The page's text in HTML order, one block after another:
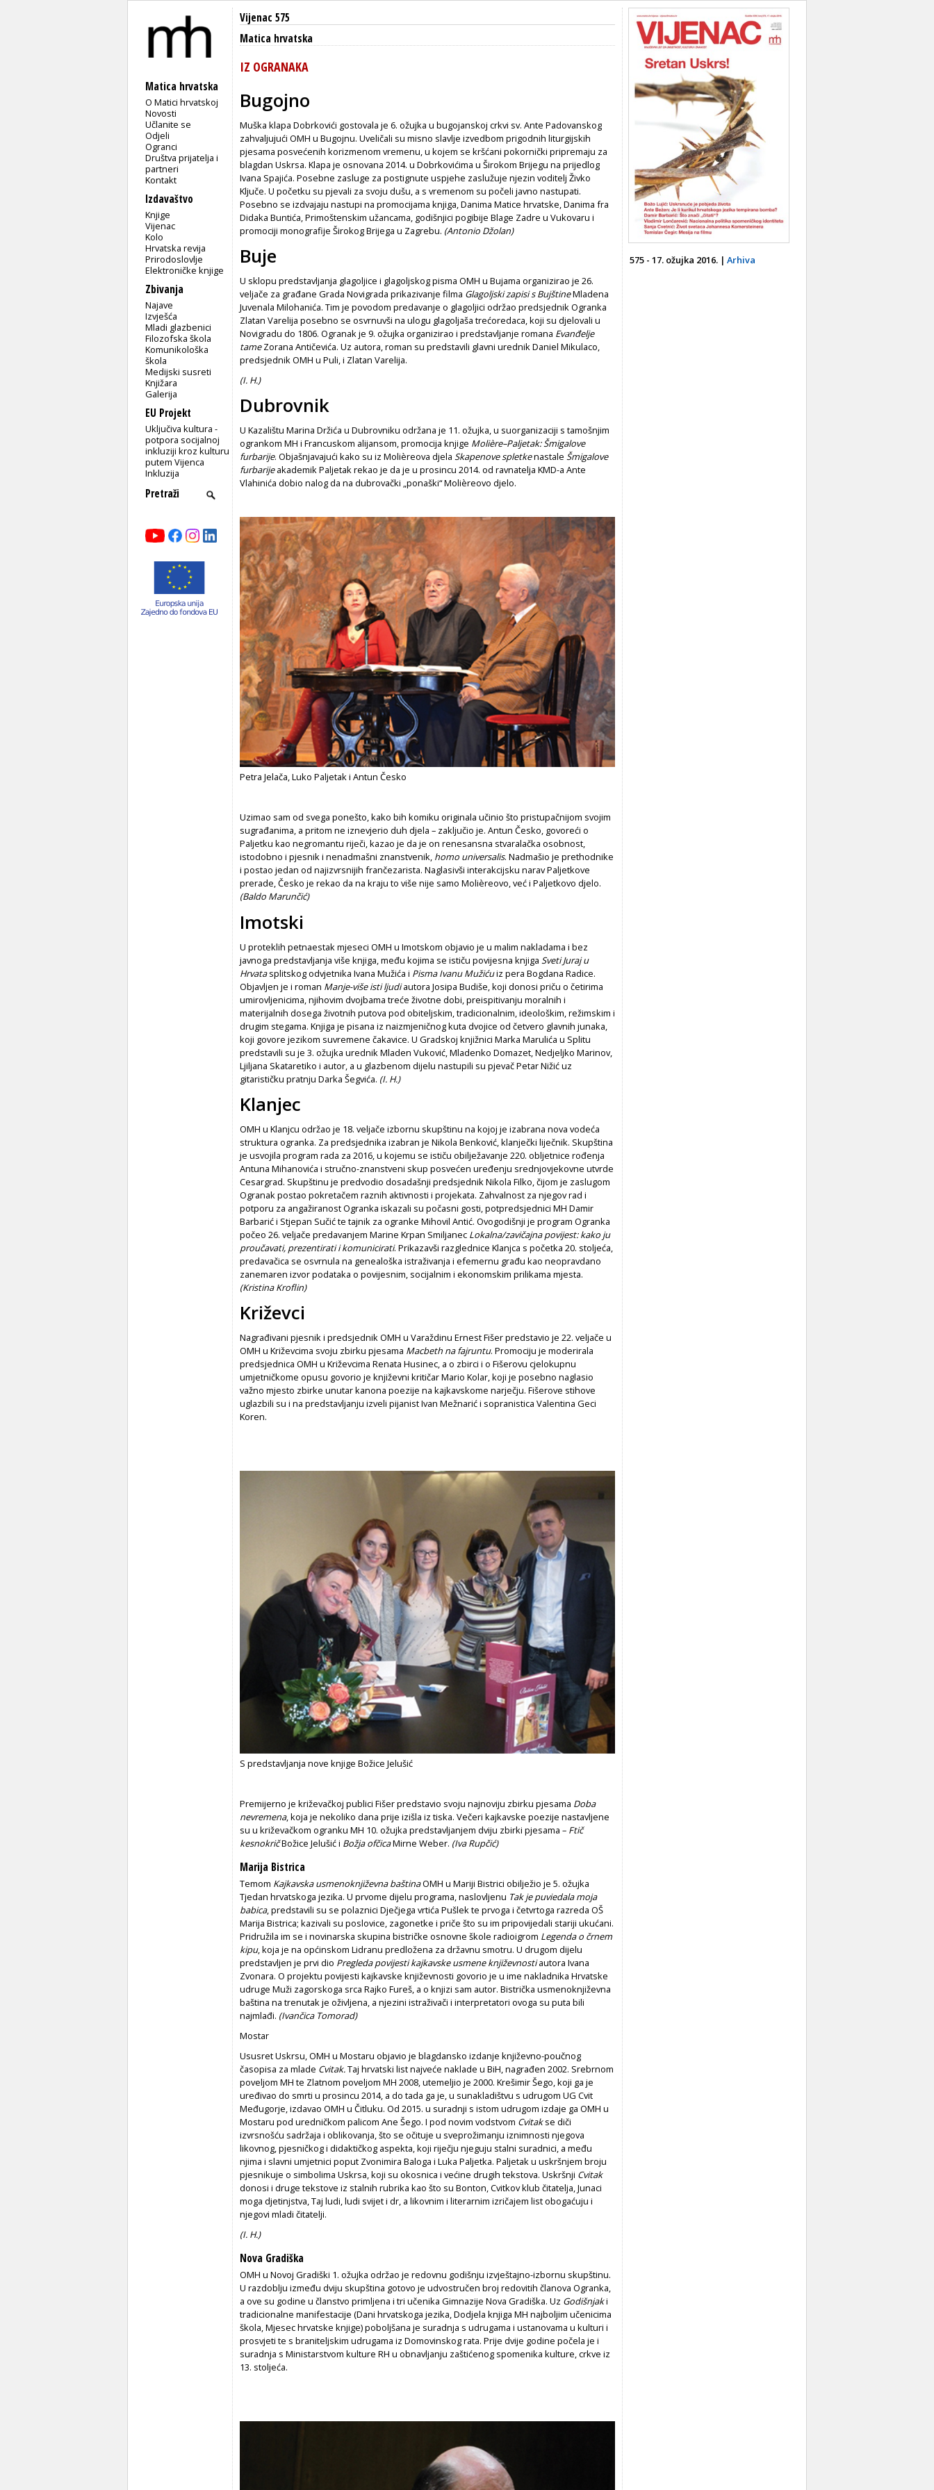
Matica hrvatska
O Matici hrvatskoj
Novosti
Učlanite se
Odjeli
Ogranci
Društva prijatelja i
partneri
Kontakt
Izdavaštvo
Knjige
Vijenac
Kolo
Hrvatska revija
Prirodoslovlje
Elektroničke knjige
Zbivanja
Najave
Izvješća
Mladi glazbenici
Filozofska škola
Komunikološka
škola
Medijski susreti
Knjižara
Galerija
EU Projekt
Uključiva kultura -
potpora socijalnoj
inkluziji kroz kulturu
putem Vijenca
Inkluzija
Vijenac 575
Matica hrvatska
IZ OGRANAKA
Bugojno
Muška klapa Dobrkovići gostovala je 6. ožujka u bugojanskoj crkvi sv. Ante Padovanskog
zahvaljujući OMH u Bugojnu. Uveličali su misno slavlje izvedbom prigodnih liturgijskih
pjesama posvećenih korizmenom vremenu, u kojem se kršćani pokornički pripremaju za
blagdan Uskrsa. Klapa je osnovana 2014. u Dobrkovićima u Širokom Brijegu na prijedlog
Ivana Spajića. Posebne zasluge za postignute uspjehe zaslužuje njezin voditelj Živko
Ključe. U početku su pjevali za svoju dušu, a s vremenom su počeli javno nastupati.
Posebno se izdvajaju nastupi na promocijama knjiga, Danima Matice hrvatske, Danima fra
Didaka Buntića, Primoštenskim užancama, godišnjici pogibije Blage Zadre u Vukovaru i
promociji monografije Širokog Brijega u Zagrebu. (Antonio Džolan)
Buje
U sklopu predstavljanja glagoljice i glagoljskog pisma OMH u Bujama organizirao je 26.
veljače za građane Grada Novigrada prikazivanje filma Glagoljski zapisi s BujštineMladena
Juvenala Milohanića. Tim je povodom predavanje o glagoljici održao predsjednik Ogranka
Zlatan Varelija posebno se osvrnuvši na ulogu glagoljaša trećoredaca, koji su djelovali u
Novigradu do 1806. Ogranak je 9. ožujka organizirao i predstavljanje romana Evanđelje
tameZorana Antičevića. Uz autora, roman su predstavili glavni urednik Daniel Mikulaco,
predsjednik OMH u Puli, i Zlatan Varelija.
(I. H.)
Dubrovnik
U Kazalištu Marina Držića u Dubrovniku održana je 11. ožujka, u suorganizaciji s tamošnjim
ogrankom MH i Francuskom alijansom, promocija knjige Molière–Paljetak: Šmigalove
furbarije. Objašnjavajući kako su iz Molièreova djela Skapenove spletkenastale Šmigalove
furbarijeakademik Paljetak rekao je da je u prosincu 2014. od ravnatelja KMD-a Ante
Vlahinića dobio nalog da na dubrovački „ponaški“ Molièreovo djelo.
Petra Jelača, Luko Paljetak i Antun Česko
Uzimao sam od svega ponešto, kako bih komiku originala učinio što pristupačnijom svojim
sugrađanima, a pritom ne iznevjerio duh djela – zaključio je. Antun Česko, govoreći o
Paljetku kao negromantu riječi, kazao je da je on renesansna stvaralačka osobnost,
istodobno i pjesnik i nenadmašni znanstvenik, homo universalis. Nadmašio je prethodnike
i postao jedan od najizvrsnijih frančezarista. Naglasivši interakcijsku narav Paljetkove
prerade, Česko je rekao da na kraju to više nije samo Molièreovo, već i Paljetkovo djelo.
(Baldo Marunčić)
Imotski
U proteklih petnaestak mjeseci OMH u Imotskom objavio je u malim nakladama i bez
javnoga predstavljanja više knjiga, među kojima se ističu povijesna knjiga Sveti Juraj u
Hrvatasplitskog odvjetnika Ivana Mužića i Pisma Ivanu Mužićuiz pera Bogdana Radice.
Objavljen je i roman Manje-više isti ljudiautora Josipa Budiše, koji donosi priču o četirima
umirovljenicima, njihovim dvojbama treće životne dobi, preispitivanju moralnih i
materijalnih dosega životnih putova pod obiteljskim, tradicionalnim, ideološkim, režimskim i
drugim stegama. Knjiga je pisana iz naizmjeničnog kuta dvojice od četvero glavnih junaka,
koji govore jezikom suvremene čakavice. U Gradskoj knjižnici Marka Marulića u Splitu
predstavili su je 3. ožujka urednik Mladen Vuković, Mladenko Domazet, Nedjeljko Marinov,
Ljiljana Skataretiko i autor, a u glazbenom dijelu nastupili su pjevač Petar Nižić uz
gitarističku pratnju Darka Šegvića. (I. H.)
Klanjec
OMH u Klanjcu održao je 18. veljače izbornu skupštinu na kojoj je izabrana nova vodeća
struktura ogranka. Za predsjednika izabran je Nikola Benković, klanječki liječnik. Skupština
je usvojila program rada za 2016, u kojemu se ističu obilježavanje 220. obljetnice rođenja
Antuna Mihanovića i stručno-znanstveni skup posvećen uređenju srednjovjekovne utvrde
Cesargrad. Skupštinu je predvodio dosadašnji predsjednik Nikola Filko, čijom je zaslugom
Ogranak postao pokretačem raznih aktivnosti i projekata. Zahvalnost za njegov rad i
potporu za angažiranost Ogranka iskazali su počasni gosti, potpredsjednici MH Damir
Barbarić i Stjepan Sučić te tajnik za ogranke Mihovil Antić. Ovogodišnji je program Ogranka
počeo 26. veljače predavanjem Marine Krpan Smiljanec Lokalna/zavičajna povijest: kako ju
proučavati, prezentirati i komunicirati. Prikazavši razglednice Klanjca s početka 20. stoljeća,
predavačica se osvrnula na genealoška istraživanja i efemernu građu kao neopravdano
zanemaren izvor podataka o povijesnim, socijalnim i ekonomskim prilikama mjesta.
(Kristina Kroflin)
Križevci
Nagrađivani pjesnik i predsjednik OMH u Varaždinu Ernest Fišer predstavio je 22. veljače u
OMH u Križevcima svoju zbirku pjesama Macbeth na fajruntu. Promociju je moderirala
predsjednica OMH u Križevcima Renata Husinec, a o zbirci i o Fišerovu cjelokupnu
umjetničkome opusu govorio je književni kritičar Mario Kolar, koji je posebno naglasio
važno mjesto zbirke unutar kanona poezije na kajkavskome narječju. Fišerove stihove
uglazbili su i na predstavljanju izveli pijanist Ivan Mežnarić i sopranistica Valentina Geci
Koren.
S predstavljanja nove knjige Božice Jelušić
Premijerno je križevačkoj publici Fišer predstavio svoju najnoviju zbirku pjesama Doba
nevremena, koja je nekoliko dana prije izišla iz tiska. Večeri kajkavske poezije nastavljene
su u križevačkom ogranku MH 10. ožujka predstavljanjem dviju zbirki pjesama – Ftič
kesnokričBožice Jelušić i Božja ofčicaMirne Weber. (Iva Rupčić)
Marija Bistrica
Temom Kajkavska usmenoknjiževna baštinaOMH u Mariji Bistrici obilježio je 5. ožujka
Tjedan hrvatskoga jezika. U prvome dijelu programa, naslovljenu Tak je puviedala moja
babica, predstavili su se polaznici Dječjega vrtića Pušlek te prvoga i četvrtoga razreda OŠ
Marija Bistrica; kazivali su poslovice, zagonetke i priče što su im pripovijedali stariji ukućani.
Pridružila im se i novinarska skupina bistričke osnovne škole radioigrom Legenda o črnem
kipu, koja je na općinskom Lidranu predložena za državnu smotru. U drugom dijelu
predstavljen je prvi dio Pregleda povijesti kajkavske usmene književnostiautora Ivana
Zvonara. O projektu povijesti kajkavske književnosti govorio je u ime nakladnika Hrvatske
udruge Muži zagorskoga srca Rajko Fureš, a o knjizi sam autor. Bistrička usmenoknjiževna
baština na trenutak je oživljena, a njezini istraživači i interpretatori ovoga su puta bili
najmlađi. (Ivančica Tomorad)
Mostar
Ususret Uskrsu, OMH u Mostaru objavio je blagdansko izdanje književno-poučnog
časopisa za mlade Cvitak.Taj hrvatski list najveće naklade u BiH, nagrađen 2002. Srebrnom
poveljom MH te Zlatnom poveljom MH 2008, utemeljio je 2000. Krešimir Šego, koji ga je
uređivao do smrti u prosincu 2014, a do tada ga je, u sunakladištvu s udrugom UG Cvit
Međugorje, izdavao OMH u Čitluku. Od 2015. u suradnji s istom udrugom izdaje ga OMH u
Mostaru pod uredničkom palicom Ane Šego. I pod novim vodstvom Cvitakse diči
izvrsnošću sadržaja i oblikovanja, što se očituje u sveprožimanju iznimnosti njegova
likovnog, pjesničkog i didaktičkog aspekta, koji riječju njeguju stalni suradnici, a među
njima i slavni umjetnici poput Zvonimira Baloga i Luka Paljetka. Paljetak u uskršnjem broju
pjesnikuje o simbolima Uskrsa, koji su okosnica i većine drugih tekstova. Uskršnji Cvitak
donosi i druge tekstove iz stalnih rubrika kao što su Bonton, Cvitkov klub čitatelja, Junaci
moga djetinjstva, Taj ludi, ludi svijet i dr, a likovnim i literarnim izričajem list obogaćuju i
njegovi mladi čitatelji.
(I. H.)
Nova Gradiška
OMH u Novoj Gradiški 1. ožujka održao je redovnu godišnju izvještajno-izbornu skupštinu.
U razdoblju između dviju skupština gotovo je udvostručen broj redovitih članova Ogranka,
a ove su godine u članstvo primljena i tri učenika Gimnazije Nova Gradiška. Uz Godišnjaki
tradicionalne manifestacije (Dani hrvatskoga jezika, Dodjela knjiga MH najboljim učenicima
škola, Mjesec hrvatske knjige) poboljšana je suradnja s udrugama i ustanovama u kulturi i
prosvjeti te s braniteljskim udrugama iz Domovinskog rata. Prije dvije godine počela je i
suradnja s Ministarstvom kulture RH u obnavljanju zaštićenog spomenika kulture, crkve iz
13. stoljeća.
575 - 17. ožujka 2016. | Arhiva